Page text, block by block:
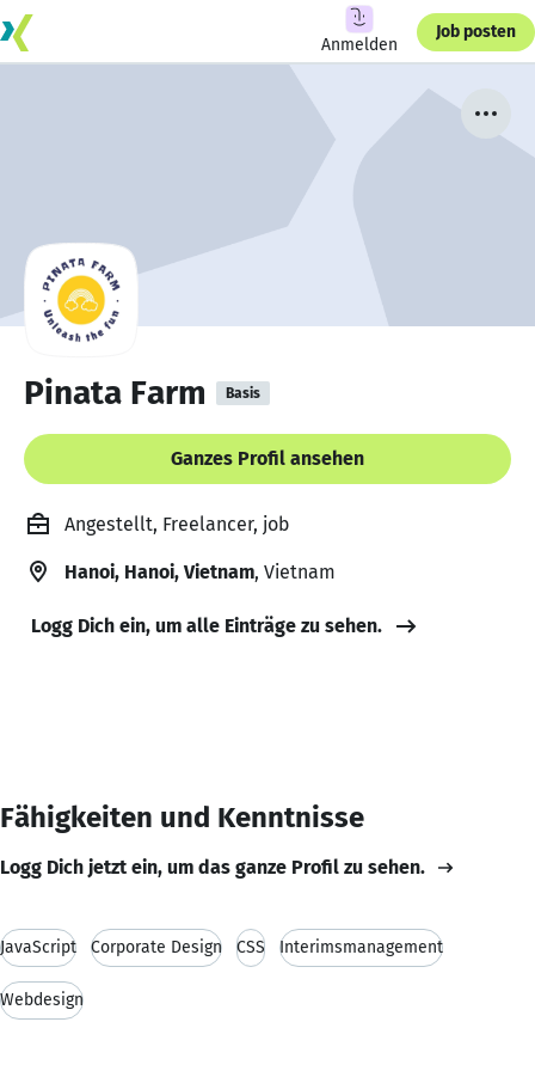
Anmelden
Job posten
Pinata Farm Basis
Ganzes Profil ansehen
Angestellt, Freelancer, job
Hanoi, Hanoi, Vietnam, Vietnam
Logg Dich ein, um alle Einträge zu sehen.
Fähigkeiten und Kenntnisse
Logg Dich jetzt ein, um das ganze Profil zu sehen.
JavaScript Corporate Design CSS Interimsmanagement
Webdesign